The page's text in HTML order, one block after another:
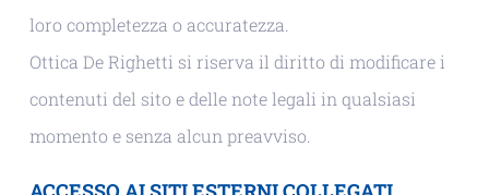
loro completezza o accuratezza.
Ottica De Righetti si riserva il diritto di modificare i
contenuti del sito e delle note legali in qualsiasi
momento e senza alcun preavviso.